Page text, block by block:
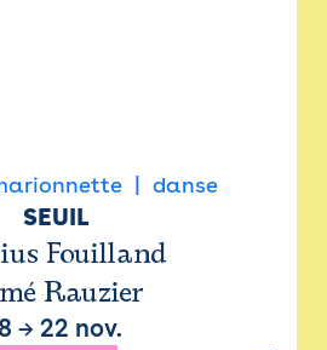
danse
SEUIL
Fouilland
Rauzier
→ 22 nov.